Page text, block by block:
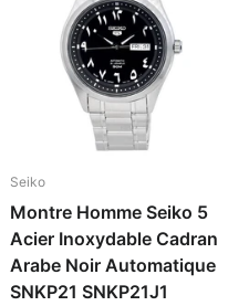
Seiko
Montre Homme Seiko 5
Acier Inoxydable Cadran
Arabe Noir Automatique
SNKP21 SNKP21J1